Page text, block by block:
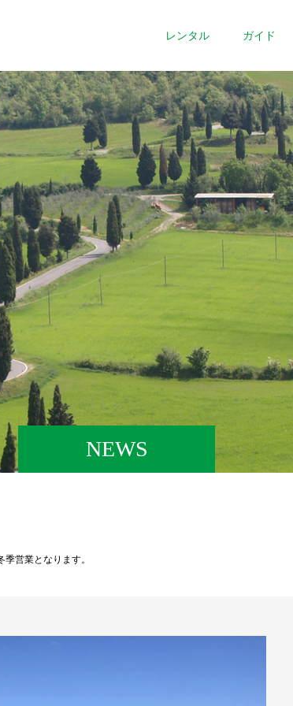
レンタル ガイド
NEWS
営業となります。